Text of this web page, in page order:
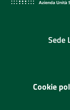
Sede
Cookie